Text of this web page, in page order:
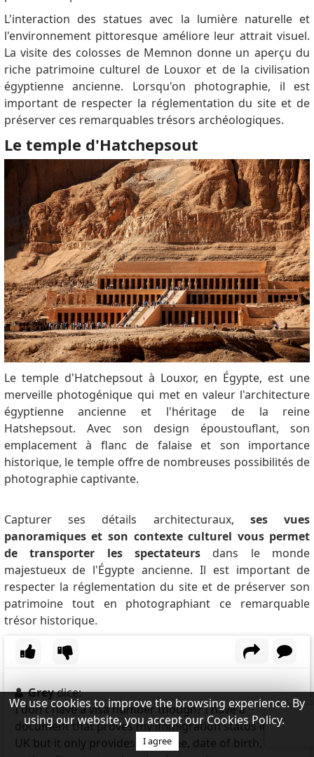
L'interaction des statues avec la lumière naturelle et
l'environnement pittoresque améliore leur attrait visuel.
La visite des colosses de Memnon donne un aperçu du
riche patrimoine culturel de Louxor et de la civilisation
égyptienne ancienne. Lorsqu'on photographie, il est
important de respecter la réglementation du site et de
préserver ces remarquables trésors archéologiques.
Le temple d'Hatchepsout
Le temple d'Hatchepsout à Louxor, en Égypte, est une
merveille photogénique qui met en valeur l'architecture
égyptienne ancienne et l'héritage de la reine
Hatshepsout. Avec son design époustouflant, son
emplacement à flanc de falaise et son importance
historique, le temple offre de nombreuses possibilités de
photographie captivante.
Capturer ses détails architecturaux, ses vues
panoramiques et son contexte culturel vous permet
de transporter les spectateurs dans le monde
majestueux de l'Égypte ancienne. Il est important de
respecter la réglementation du site et de préserver son
patrimoine tout en photographiant ce remarquable
trésor historique.
Greydice:
I don't have a visa number though? I have a
document that proves my immigration status in the
UK but it only provides my name, date of birth,
We use cookies to improve the browsing experience. By
using our website, you accept our Cookies Policy.
I agree